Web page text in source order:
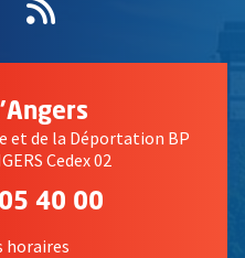
une
Flux RSS
et de la Déportation BP
Cedex 02
40 00
horaires